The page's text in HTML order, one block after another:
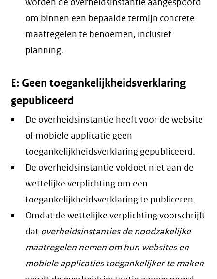
worden de overheidsinstantie aangespoord
om binnen een bepaalde termijn concrete
maatregelen te benoemen, inclusief
planning.
E: Geen toegankelijkheidsverklaring
gepubliceerd
De overheidsinstantie heeft voor de website
of mobiele applicatie geen
toegankelijkheidsverklaring gepubliceerd.
De overheidsinstantie voldoet niet aan de
wettelijke verplichting om een
toegankelijkheidsverklaring te publiceren.
Omdat de wettelijke verplichting voorschrijft
dat overheidsinstanties de noodzakelijke
maatregelen nemen om hun websites en
mobiele applicaties toegankelijker te maken